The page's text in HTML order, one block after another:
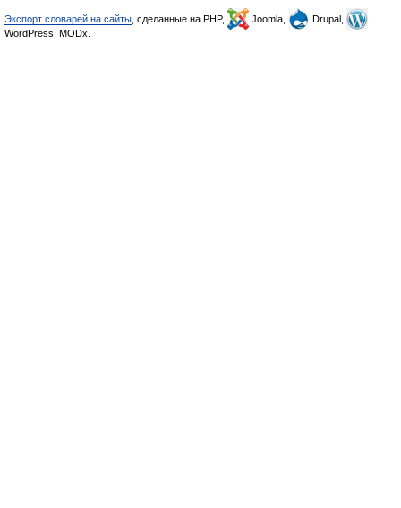
Экспорт словарей на сайты , сделанные на PHP, Joomla,
Drupal,
WordPress, MODx.